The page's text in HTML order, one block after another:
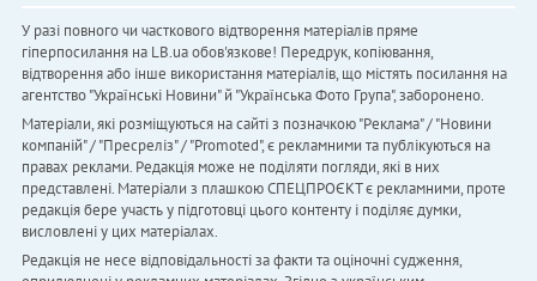
У разі повного чи часткового відтворення матеріалів пряме
гіперпосилання на LB.ua обов'язкове! Передрук, копіювання,
відтворення або інше використання матеріалів, що містять посилання на
агентство "Українськi Новини" й "Українська Фото Група", заборонено.
Матеріали, які розміщуються на сайті з позначкою "Реклама" / "Новини
компаній" / "Пресреліз" / "Promoted", є рекламними та публікуються на
правах реклами. Редакція може не поділяти погляди, які в них
представлені. Матеріали з плашкою СПЕЦПРОЄКТ є рекламними, проте
редакція бере участь у підготовці цього контенту і поділяє думки,
висловлені у цих матеріалах.
Редакція не несе відповідальності за факти та оціночні судження,